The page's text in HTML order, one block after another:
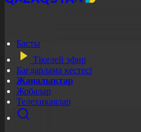
Басты
Тікелей эфир
Бағдарлама кестесі
Жаңалықтар
Жобалар
Телехикаялар